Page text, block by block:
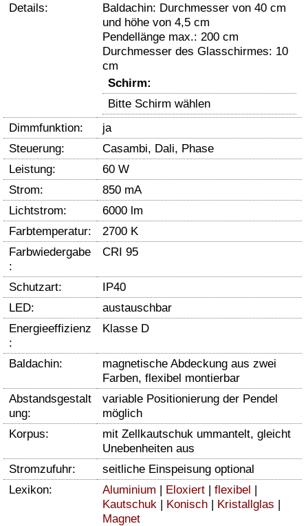
Details:
Baldachin: Durchmesser von 40 cm
und höhe von 4,5 cm
Pendellänge max.: 200 cm
Durchmesser des Glasschirmes: 10
cm
Schirm:
Bitte Schirm wählen
Dimmfunktion:
ja
Steuerung:
Casambi, Dali, Phase
Leistung:
60 W
Strom:
850 mA
Lichtstrom:
6000 lm
Farbtemperatur:
2700 K
Farbwiedergabe
:
CRI 95
Schutzart:
IP40
LED:
austauschbar
Energieeffizienz
:
Klasse D
Baldachin:
magnetische Abdeckung aus zwei
Farben, flexibel montierbar
Abstandsgestalt
ung:
variable Positionierung der Pendel
möglich
Korpus:
mit Zellkautschuk ummantelt, gleicht
Unebenheiten aus
Stromzufuhr:
seitliche Einspeisung optional
Lexikon:
Aluminium | Eloxiert | flexibel |
Kautschuk | Konisch | Kristallglas |
Magnet